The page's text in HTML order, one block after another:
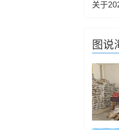
关于
图说